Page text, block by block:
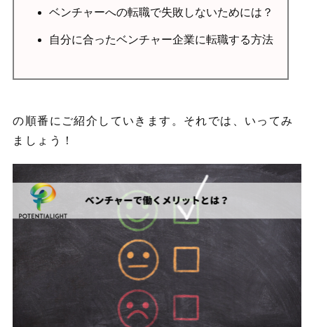
の順番にご紹介していきます。それでは、いってみ
ましょう！